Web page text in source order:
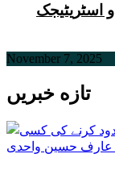
و اسٹریٹیجک
November 7, 2025
تازه خبریں